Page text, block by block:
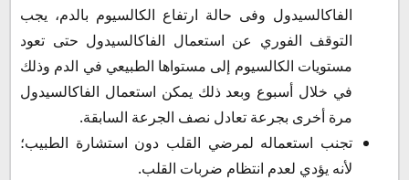
الفاكالسيدول وفى حالة ارتفاع الكالسيوم بالدم، يجب
التوقف الفوري عن استعمال الفاكالسيدول حتى تعود
مستويات الكالسيوم إلى مستواها الطبيعي في الدم وذلك
في خلال أسبوع وبعد ذلك يمكن استعمال الفاكالسيدول
مرة أخرى بجرعة تعادل نصف الجرعة السابقة.
تجنب استعماله لمرضي القلب دون استشارة الطبيب؛
لأنه يؤدي لعدم انتظام ضربات القلب.